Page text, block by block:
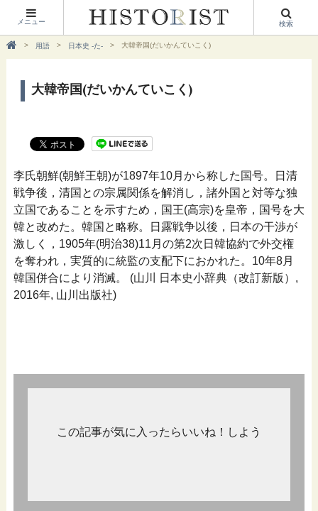
メニュー 検索
用語 日本史 -た- 大韓帝国(だいかんていこく)
大韓帝国(だいかんていこく)
李氏朝鮮(朝鮮王朝)が1897年10月から称した国号。日清
戦争後，清国との宗属関係を解消し，諸外国と対等な独
立国であることを示すため，国王(高宗)を皇帝，国号を大
韓と改めた。韓国と略称。日露戦争以後，日本の干渉が
激しく，1905年(明治38)11月の第2次日韓協約で外交権
を奪われ，実質的に統監の支配下におかれた。10年8月
韓国併合により消滅。 (山川 日本史小辞典（改訂新版）,
2016年, 山川出版社)
この記事が気に入ったらいいね！しよう